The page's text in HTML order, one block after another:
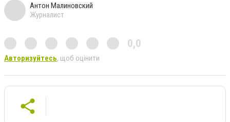
Антон Малиновский
Журналист
0,0
Авторизуйтесь, щоб оцінити